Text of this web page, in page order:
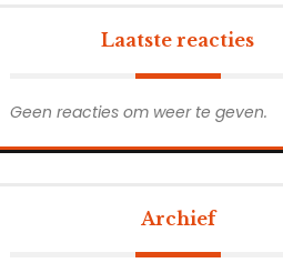
Laatste reacties
Geen reacties om weer te geven.
Archief